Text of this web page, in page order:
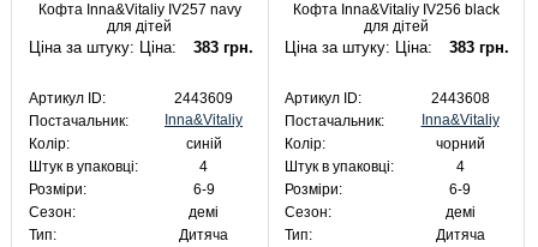
Кофта Inna&Vitaliy IV257 navy
для дітей
Ціна за штуку: Ціна: 383 грн.
Артикул ID:
2443609
Постачальник:
Inna&Vitaliy
Колір:
синій
Штук в упаковці:
4
Розміри:
6-9
Сезон:
демі
Тип:
Дитяча
Кофта Inna&Vitaliy IV256 black
для дітей
Ціна за штуку: Ціна: 383 грн.
Артикул ID:
2443608
Постачальник:
Inna&Vitaliy
Колір:
чорний
Штук в упаковці:
4
Розміри:
6-9
Сезон:
демі
Тип:
Дитяча